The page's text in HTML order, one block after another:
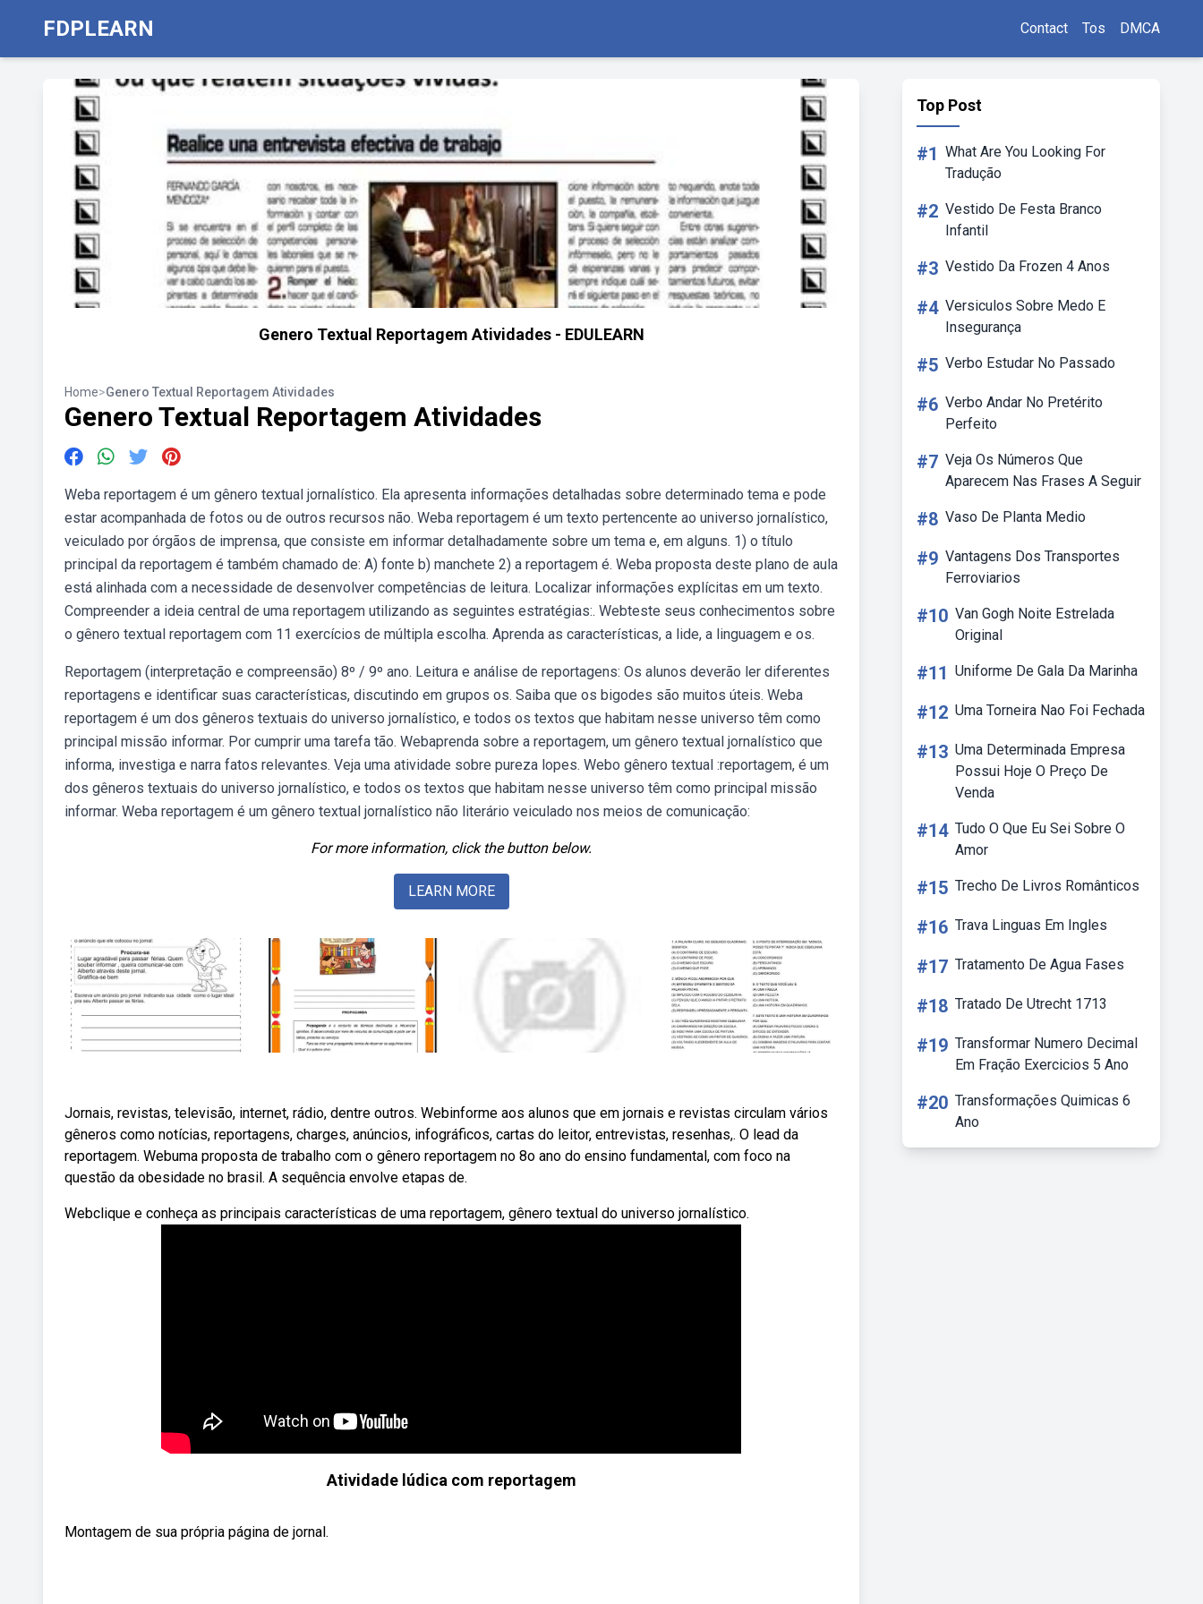
FDPLEARN Contact Tos DMCA
Genero Textual Reportagem Atividades - EDULEARN
Home>Genero Textual Reportagem Atividades
Genero Textual Reportagem Atividades
Weba reportagem é um gênero textual jornalístico. Ela apresenta informações detalhadas sobre determinado tema e pode
estar acompanhada de fotos ou de outros recursos não. Weba reportagem é um texto pertencente ao universo jornalístico,
veiculado por órgãos de imprensa, que consiste em informar detalhadamente sobre um tema e, em alguns. 1) o título
principal da reportagem é também chamado de: A) fonte b) manchete 2) a reportagem é. Weba proposta deste plano de aula
está alinhada com a necessidade de desenvolver competências de leitura. Localizar informações explícitas em um texto.
Compreender a ideia central de uma reportagem utilizando as seguintes estratégias:. Webteste seus conhecimentos sobre
o gênero textual reportagem com 11 exercícios de múltipla escolha. Aprenda as características, a lide, a linguagem e os.
Reportagem (interpretação e compreensão) 8º / 9º ano. Leitura e análise de reportagens: Os alunos deverão ler diferentes
reportagens e identificar suas características, discutindo em grupos os. Saiba que os bigodes são muitos úteis. Weba
reportagem é um dos gêneros textuais do universo jornalístico, e todos os textos que habitam nesse universo têm como
principal missão informar. Por cumprir uma tarefa tão. Webaprenda sobre a reportagem, um gênero textual jornalístico que
informa, investiga e narra fatos relevantes. Veja uma atividade sobre pureza lopes. Webo gênero textual :reportagem, é um
dos gêneros textuais do universo jornalístico, e todos os textos que habitam nesse universo têm como principal missão
informar. Weba reportagem é um gênero textual jornalístico não literário veiculado nos meios de comunicação:
For more information, click the button below.
LEARN MORE
Jornais, revistas, televisão, internet, rádio, dentre outros. Webinforme aos alunos que em jornais e revistas circulam vários
gêneros como notícias, reportagens, charges, anúncios, infográficos, cartas do leitor, entrevistas, resenhas,. O lead da
reportagem. Webuma proposta de trabalho com o gênero reportagem no 8o ano do ensino fundamental, com foco na
questão da obesidade no brasil. A sequência envolve etapas de.
Webclique e conheça as principais características de uma reportagem, gênero textual do universo jornalístico.
Atividade lúdica com reportagem
Montagem de sua própria página de jornal.
Top Post
#1 What Are You Looking For
Tradução
#2 Vestido De Festa Branco
Infantil
#3 Vestido Da Frozen 4 Anos
#4 Versiculos Sobre Medo E
Insegurança
#5 Verbo Estudar No Passado
#6 Verbo Andar No Pretérito
Perfeito
#7 Veja Os Números Que
Aparecem Nas Frases A Seguir
#8 Vaso De Planta Medio
#9 Vantagens Dos Transportes
Ferroviarios
#10 Van Gogh Noite Estrelada
Original
#11 Uniforme De Gala Da Marinha
#12 Uma Torneira Nao Foi Fechada
#13 Uma Determinada Empresa
Possui Hoje O Preço De
Venda
#14 Tudo O Que Eu Sei Sobre O
Amor
#15 Trecho De Livros Românticos
#16 Trava Linguas Em Ingles
#17 Tratamento De Agua Fases
#18 Tratado De Utrecht 1713
#19 Transformar Numero Decimal
Em Fração Exercicios 5 Ano
#20 Transformações Quimicas 6
Ano